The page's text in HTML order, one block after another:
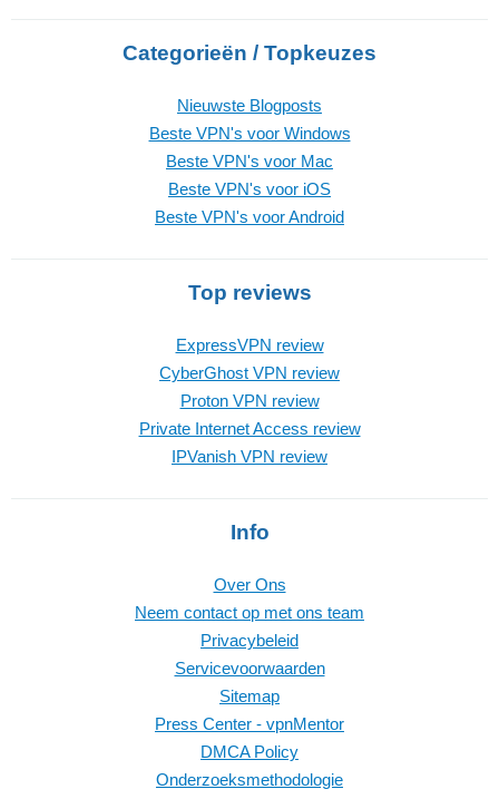
Categorieën / Topkeuzes
Nieuwste Blogposts
Beste VPN's voor Windows
Beste VPN's voor Mac
Beste VPN's voor iOS
Beste VPN's voor Android
Top reviews
ExpressVPN review
CyberGhost VPN review
Proton VPN review
Private Internet Access review
IPVanish VPN review
Info
Over Ons
Neem contact op met ons team
Privacybeleid
Servicevoorwaarden
Sitemap
Press Center - vpnMentor
DMCA Policy
Onderzoeksmethodologie